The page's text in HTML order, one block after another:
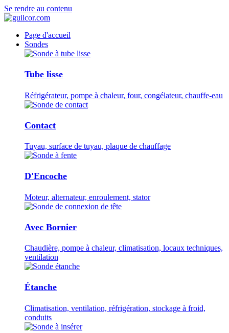
Se rendre au contenu
Page d'accueil
Sondes
Tube lisse
Réfrigérateur, pompe à chaleur, four, congélateur, chauffe-eau
Contact
Tuyau, surface de tuyau, plaque de chauffage
D'Encoche
Moteur, alternateur, enroulement, stator
Avec Bornier
Chaudière, pompe à chaleur, climatisation, locaux techniques,
ventilation
Étanche
Climatisation, ventilation, réfrigération, stockage à froid,
conduits